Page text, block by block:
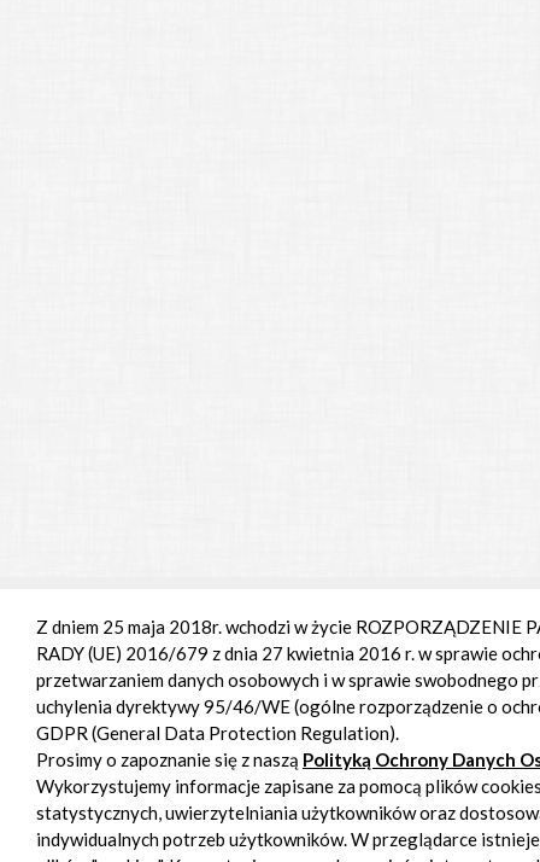
Z dniem 25 maja 2018r. wchodzi w życie ROZPORZĄDZENIE
RADY (UE) 2016/679 z dnia 27 kwietnia 2016 r. w sprawie
przetwarzaniem danych osobowych i w sprawie swobodnego
uchylenia dyrektywy 95/46/WE (ogólne rozporządzenie o
GDPR (General Data Protection Regulation).
Prosimy o zapoznanie się z naszą Polityką Ochrony Danych
Wykorzystujemy informacje zapisane za pomocą plików
statystycznych, uwierzytelniania użytkowników oraz
indywidualnych potrzeb użytkowników. W przeglądarce